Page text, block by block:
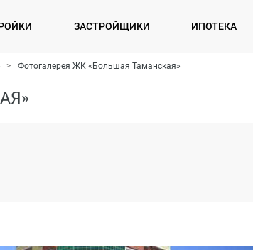
ЗАСТРОЙЩИКИ ИПОТЕКА
Фотогалерея ЖК «Большая Таманская»